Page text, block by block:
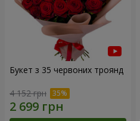
Букет з 35 червоних троянд
4 152 грн